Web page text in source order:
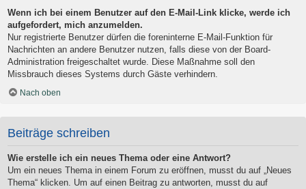
Wenn ich bei einem Benutzer auf den E-Mail-Link klicke, werde ich
aufgefordert, mich anzumelden.
Nur registrierte Benutzer dürfen die foreninterne E-Mail-Funktion für
Nachrichten an andere Benutzer nutzen, falls diese von der Board-
Administration freigeschaltet wurde. Diese Maßnahme soll den
Missbrauch dieses Systems durch Gäste verhindern.
Nach oben
Beiträge schreiben
Wie erstelle ich ein neues Thema oder eine Antwort?
Um ein neues Thema in einem Forum zu eröffnen, musst du auf „Neues
Thema“ klicken. Um auf einen Beitrag zu antworten, musst du auf